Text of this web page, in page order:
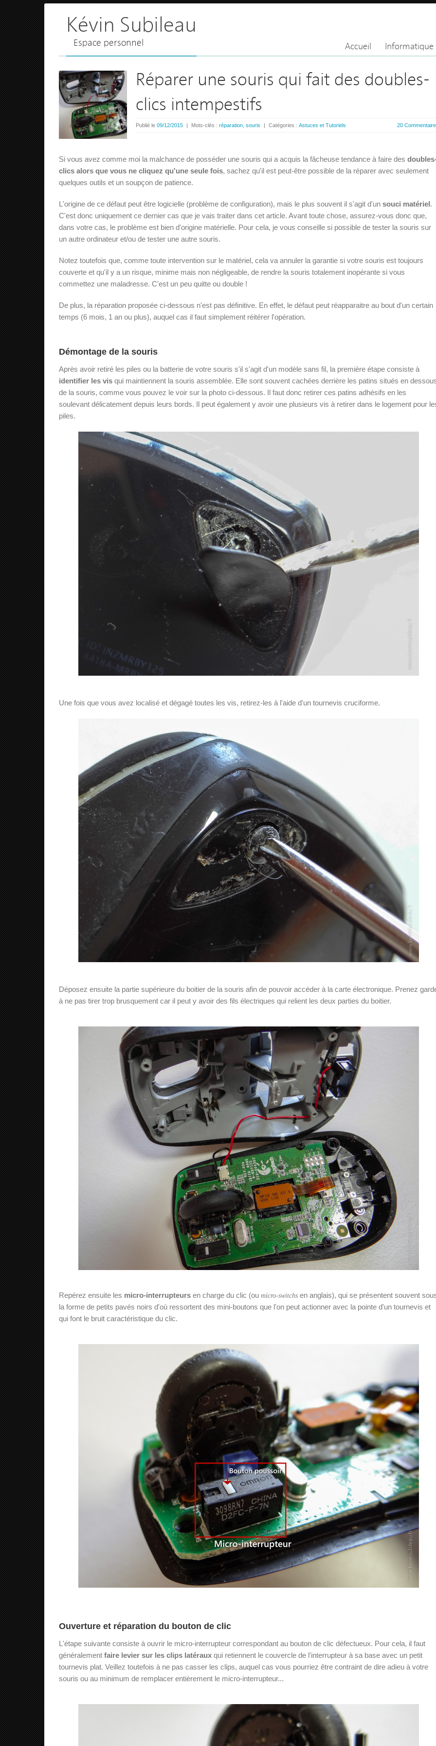
Kévin Subileau
Espace personnel Accueil Informatique
Réparer une souris qui fait des doubles-
clics intempestifs
20
Publié le 09/12/2015 | Mots-clés : réparation souris | Catégories : Astuces et Tutoriels
Si vous avez comme moi la malchance de posséder une souris qui a acquis la fâcheuse tendance à faire des
clics alors que vous ne cliquez qu'une seule fois, sachez qu'il est peut-être possible de la réparer avec seulement
quelques outils et un soupçon de patience.
L'origine de ce défaut peut être logicielle (problème de configuration), mais le plus souvent il s'agit d'un souci matériel.
C'est donc uniquement ce dernier cas que je vais traiter dans cet article. Avant toute chose, assurez-vous donc que,
dans votre cas, le problème est bien d'origine matérielle. Pour cela, je vous conseille si possible de tester la souris sur
un autre ordinateur et/ou de tester une autre souris.
Notez toutefois que, comme toute intervention sur le matériel, cela va annuler la garantie si votre souris est toujours
couverte et qu'il y a un risque, minime mais non négligeable, de rendre la souris totalement inopérante si vous
commettez une maladresse. C'est un peu quitte ou double !
De plus, la réparation proposée ci-dessous n'est pas définitive. En effet, le défaut peut réapparaitre au bout d'un certain
temps (6 mois, 1 an ou plus), auquel cas il faut simplement réitérer l'opération.
Démontage de la souris
Après avoir retiré les piles ou la batterie de votre souris s'il s'agit d'un modèle sans fil, la première étape consiste à
identifier les vis qui maintiennent la souris assemblée. Elle sont souvent cachées derrière les patins situés en
de la souris, comme vous pouvez le voir sur la photo ci-dessous. Il faut donc retirer ces patins adhésifs en les
soulevant délicatement depuis leurs bords. Il peut également y avoir une plusieurs vis à retirer dans le logement pour
piles.
Une fois que vous avez localisé et dégagé toutes les vis, retirez-les à l'aide d'un tournevis cruciforme.
Déposez ensuite la partie supérieure du boitier de la souris afin de pouvoir accéder à la carte électronique. Prenez
à ne pas tirer trop brusquement car il peut y avoir des fils électriques qui relient les deux parties du boitier.
Repérez ensuite les micro-interrupteurs en charge du clic (ou micro-switchs en anglais), qui se présentent souvent
la forme de petits pavés noirs d'où ressortent des mini-boutons que l'on peut actionner avec la pointe d'un tournevis et
qui font le bruit caractéristique du clic.
Ouverture et réparation du bouton de clic
L'étape suivante consiste à ouvrir le micro-interrupteur correspondant au bouton de clic défectueux. Pour cela, il faut
généralement faire levier sur les clips latéraux qui retiennent le couvercle de l'interrupteur à sa base avec un petit
tournevis plat. Veillez toutefois à ne pas casser les clips, auquel cas vous pourriez être contraint de dire adieu à votre
souris ou au minimum de remplacer entièrement le micro-interrupteur...